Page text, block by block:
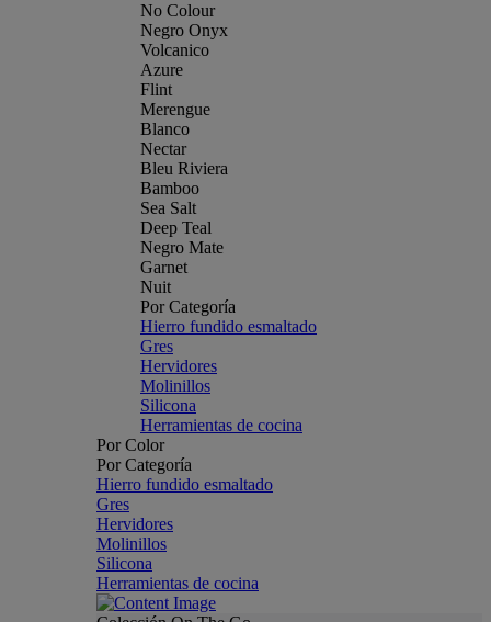
No Colour
Negro Onyx
Volcanico
Azure
Flint
Merengue
Blanco
Nectar
Bleu Riviera
Bamboo
Sea Salt
Deep Teal
Negro Mate
Garnet
Nuit
Por Categoría
Hierro fundido esmaltado
Gres
Hervidores
Molinillos
Silicona
Herramientas de cocina
Por Color
Por Categoría
Hierro fundido esmaltado
Gres
Hervidores
Molinillos
Silicona
Herramientas de cocina